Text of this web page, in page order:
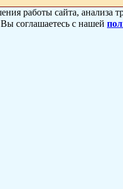
работы сайта, анализа
Вы соглашаетесь с нашей